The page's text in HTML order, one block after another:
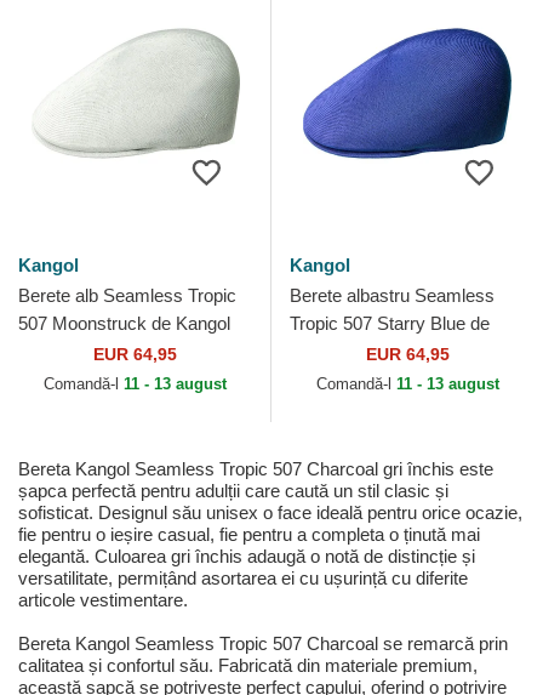
Kangol
Berete alb Seamless Tropic
507 Moonstruck de Kangol
EUR 64,95
Comandă-l 11 - 13 august
Kangol
Berete albastru Seamless
Tropic 507 Starry Blue de
EUR 64,95
Comandă-l 11 - 13 august
Bereta Kangol Seamless Tropic 507 Charcoal gri închis este
șapca perfectă pentru adulții care caută un stil clasic și
sofisticat. Designul său unisex o face ideală pentru orice ocazie,
fie pentru o ieșire casual, fie pentru a completa o ținută mai
elegantă. Culoarea gri închis adaugă o notă de distincție și
versatilitate, permițând asortarea ei cu ușurință cu diferite
articole vestimentare.
Bereta Kangol Seamless Tropic 507 Charcoal se remarcă prin
calitatea și confortul său. Fabricată din materiale premium,
această șapcă se potrivește perfect capului, oferind o potrivire